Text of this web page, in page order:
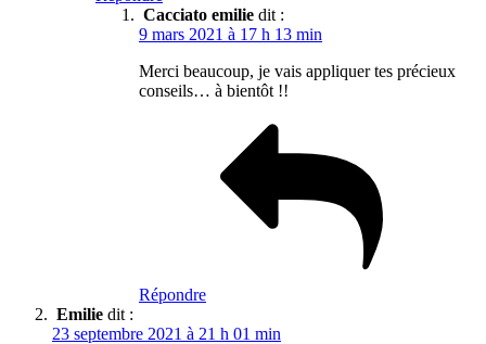
Cacciato emilie dit :
9 mars 2021 à 17 h 13 min
Merci beaucoup, je vais appliquer tes précieux
conseils… à bientôt !!
Répondre
Emilie dit :
23 septembre 2021 à 21 h 01 min